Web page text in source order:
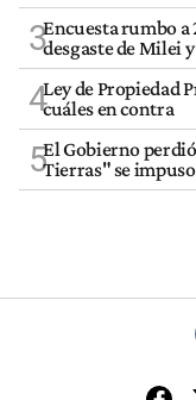
3Encuesta rumbo
desgaste de Milei
4Ley de Propiedad
cuáles en contra
5El Gobierno
Tierras" se